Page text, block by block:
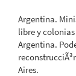
Argentina.
libre y
Argentina.
Aires.